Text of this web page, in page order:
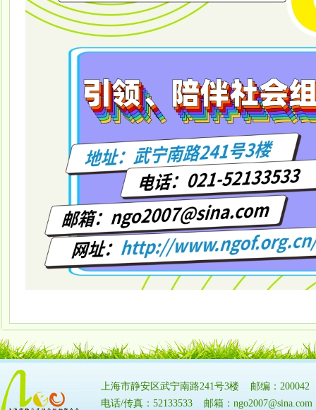
上海市静安区武宁南路241号3楼 邮编：
电话/传真：52133533 邮箱：